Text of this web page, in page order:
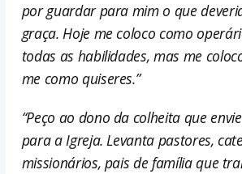
por guardar para mim o que
graça. Hoje me coloco como
todas as habilidades, mas me
me como quiseres.”
“Peço ao dono da colheita que
para a Igreja. Levanta pastores,
missionários, pais de família que